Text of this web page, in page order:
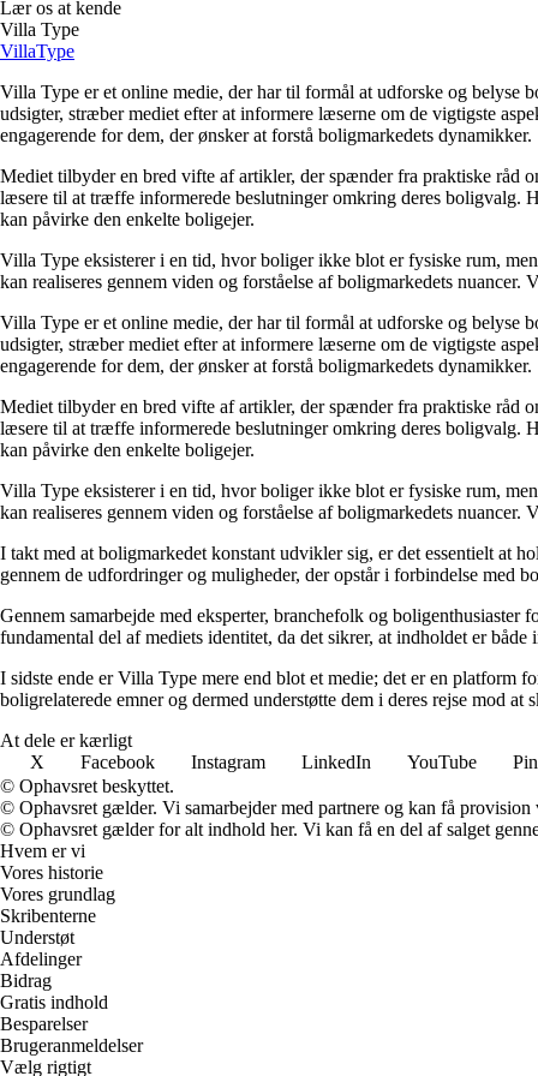
Lær os at kende
Villa Type
VillaType
Villa Type er et online medie, der har til formål at udforske og belyse
udsigter, stræber mediet efter at informere læserne om de vigtigste
engagerende for dem, der ønsker at forstå boligmarkedets dynamikker.
Mediet tilbyder en bred vifte af artikler, der spænder fra praktiske råd
læsere til at træffe informerede beslutninger omkring deres boligvalg.
kan påvirke den enkelte boligejer.
Villa Type eksisterer i en tid, hvor boliger ikke blot er fysiske rum,
kan realiseres gennem viden og forståelse af boligmarkedets
Villa Type er et online medie, der har til formål at udforske og belyse
udsigter, stræber mediet efter at informere læserne om de vigtigste
engagerende for dem, der ønsker at forstå boligmarkedets dynamikker.
Mediet tilbyder en bred vifte af artikler, der spænder fra praktiske råd
læsere til at træffe informerede beslutninger omkring deres boligvalg.
kan påvirke den enkelte boligejer.
Villa Type eksisterer i en tid, hvor boliger ikke blot er fysiske rum,
kan realiseres gennem viden og forståelse af boligmarkedets
I takt med at boligmarkedet konstant udvikler sig, er det essentielt at
gennem de udfordringer og muligheder, der opstår i forbindelse med
Gennem samarbejde med eksperter, branchefolk og
fundamental del af mediets identitet, da det sikrer, at indholdet er
I sidste ende er Villa Type mere end blot et medie; det er en
boligrelaterede emner og dermed understøtte dem i deres rejse mod at
At dele er kærligt
X
Facebook Instagram LinkedIn YouTube
© Ophavsret beskyttet.
© Ophavsret gælder. Vi samarbejder med partnere og kan få provision
© Ophavsret gælder for alt indhold her. Vi kan få en del af salget
Hvem er vi
Vores historie
Vores grundlag
Skribenterne
Understøt
Afdelinger
Bidrag
Gratis indhold
Besparelser
Brugeranmeldelser
Vælg rigtigt